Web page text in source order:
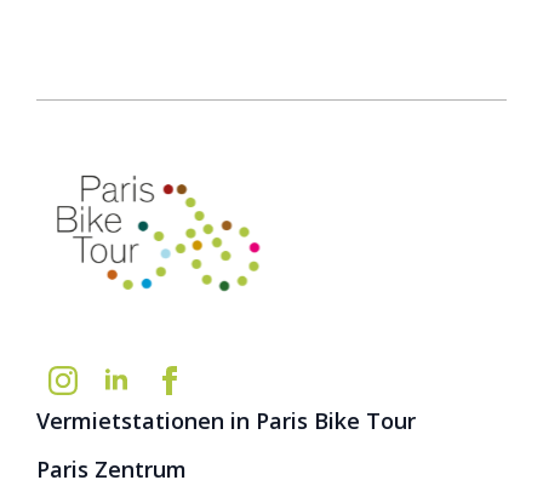
Vermietstationen in Paris Bike Tour
Paris Zentrum